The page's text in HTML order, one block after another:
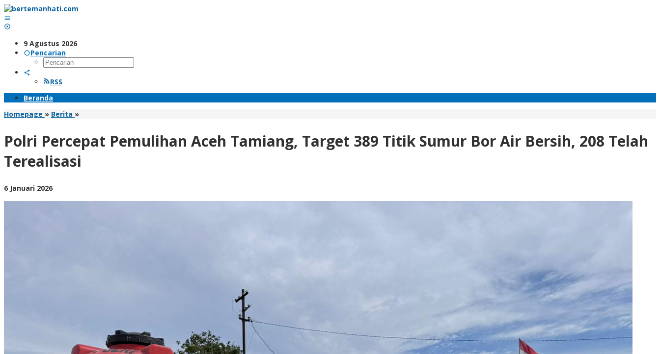
Lewati
ke
konten
9 Agustus 2026
Pencarian
RSS
Beranda
Homepage » Berita »Polri
Aceh
Tamiang,
Target
389
Polri Percepat Pemulihan Aceh Tamiang, Target 389 Titik Sumur Bor Air Bersih, 208 Telah
Terealisasi
6 Januari 2026oleh